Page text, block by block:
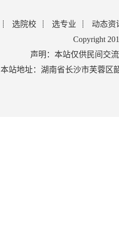
选院校 选专业
动态资
Copyright
声明：本站仅供民间交
本站地址：湖南省长沙市芙蓉区